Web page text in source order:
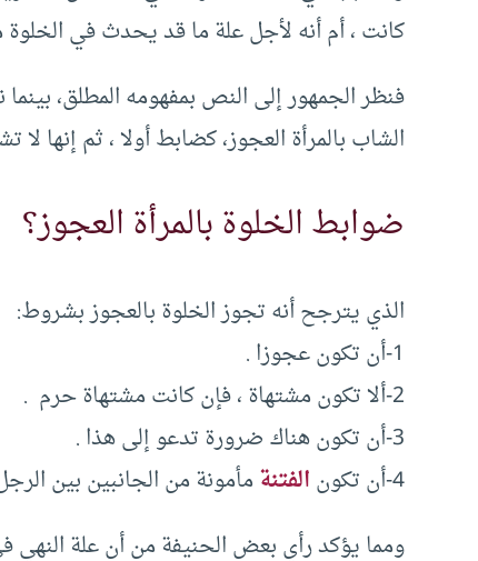
كانت ، أم أنه لأجل علة ما قد يحدث في
فنظر الجمهور إلى النص بمفهومه المطلق،
الشاب بالمرأة العجوز، كضابط أولا ، ثم إنها
ضوابط الخلوة بالمرأة العجوز؟
الذي يترجح أنه تجوز الخلوة بالعجوز بشروط:
1-أن تكون عجوزا .
2-ألا تكون مشتهاة ، فإن كانت مشتهاة حرم .
3-أن تكون هناك ضرورة تدعو إلى هذا .
4-أن تكون
الفتنةمأمونة من الجانبين بين
ومما يؤكد رأي بعض الحنيفة من أن علة